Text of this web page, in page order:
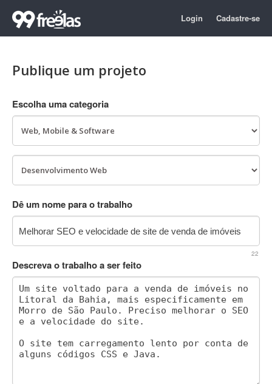
Login Cadastre-se
Publique um projeto
Escolha uma categoria
Dê um nome para o trabalho
22
Descreva o trabalho a ser feito